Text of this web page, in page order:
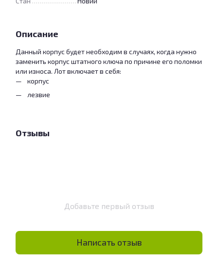
Описание
Данный корпус будет необходим в случаях, когда нужно
заменить корпус штатного ключа по причине его поломки
или износа. Лот включает в себя:
корпус
лезвие
Отзывы
Добавьте первый отзыв
Написать отзыв